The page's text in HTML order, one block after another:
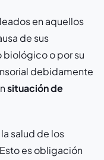
en aquellos
de sus
biológico o por su
debidamente
situación de
salud de los
es obligación